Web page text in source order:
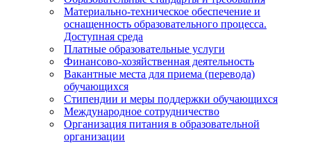
Материально-техническое обеспечение и
оснащенность образовательного процесса.
Доступная среда
Платные образовательные услуги
Финансово-хозяйственная деятельность
Вакантные места для приема (перевода)
обучающихся
Стипендии и меры поддержки обучающихся
Международное сотрудничество
Организация питания в образовательной
организации